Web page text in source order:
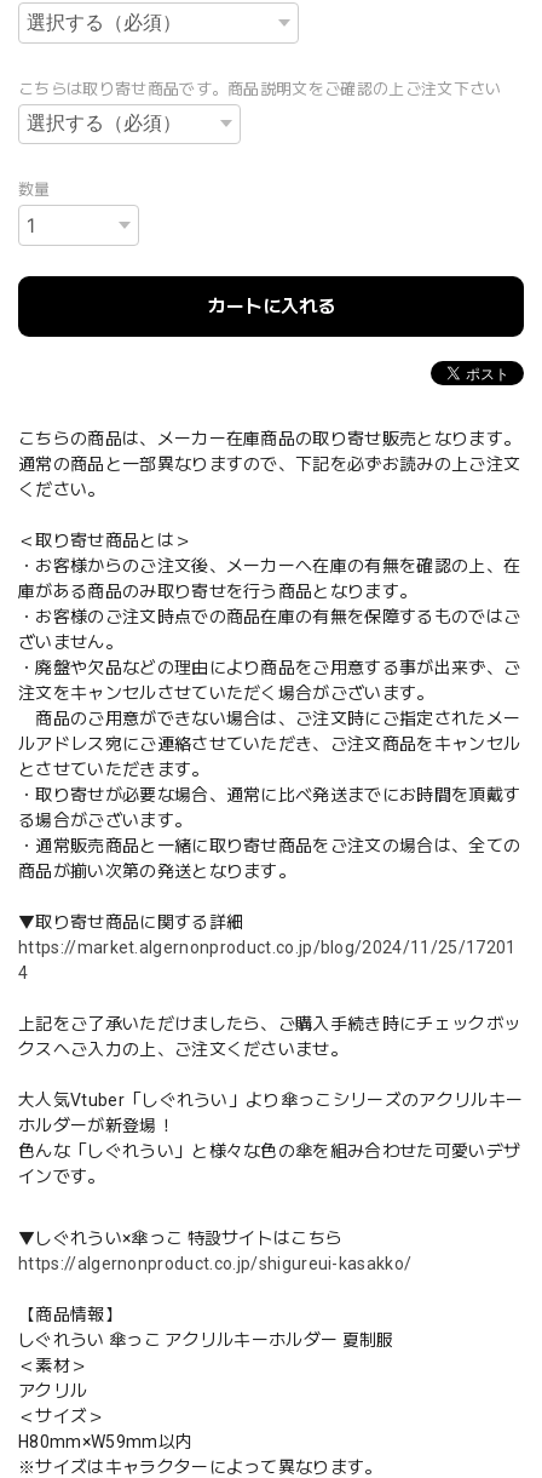
こちらは取り寄せ商品です。商品説明文をご確認の上ご注文下さい
数量
カートに入れる
こちらの商品は、メーカー在庫商品の取り寄せ販売となります。
通常の商品と一部異なりますので、下記を必ずお読みの上ご注文
ください。
＜取り寄せ商品とは＞
・お客様からのご注文後、メーカーへ在庫の有無を確認の上、在
庫がある商品のみ取り寄せを行う商品となります。
・お客様のご注文時点での商品在庫の有無を保障するものではご
ざいません。
・廃盤や欠品などの理由により商品をご用意する事が出来ず、ご
注文をキャンセルさせていただく場合がございます。
商品のご用意ができない場合は、ご注文時にご指定されたメー
ルアドレス宛にご連絡させていただき、ご注文商品をキャンセル
とさせていただきます。
・取り寄せが必要な場合、通常に比べ発送までにお時間を頂戴す
る場合がございます。
・通常販売商品と一緒に取り寄せ商品をご注文の場合は、全ての
商品が揃い次第の発送となります。
▼取り寄せ商品に関する詳細
https://market.algernonproduct.co.jp/blog/2024/11/25/17201
4
上記をご了承いただけましたら、ご購入手続き時にチェックボッ
クスへご入力の上、ご注文くださいませ。
大人気Vtuber「しぐれうい」より傘っこシリーズのアクリルキー
ホルダーが新登場！
色んな「しぐれうい」と様々な色の傘を組み合わせた可愛いデザ
インです。
▼しぐれうい×傘っこ 特設サイトはこちら
https://algernonproduct.co.jp/shigureui-kasakko/
【商品情報】
しぐれうい 傘っこ アクリルキーホルダー 夏制服
＜素材＞
アクリル
＜サイズ＞
H80mm×W59mm以内
※サイズはキャラクターによって異なります。